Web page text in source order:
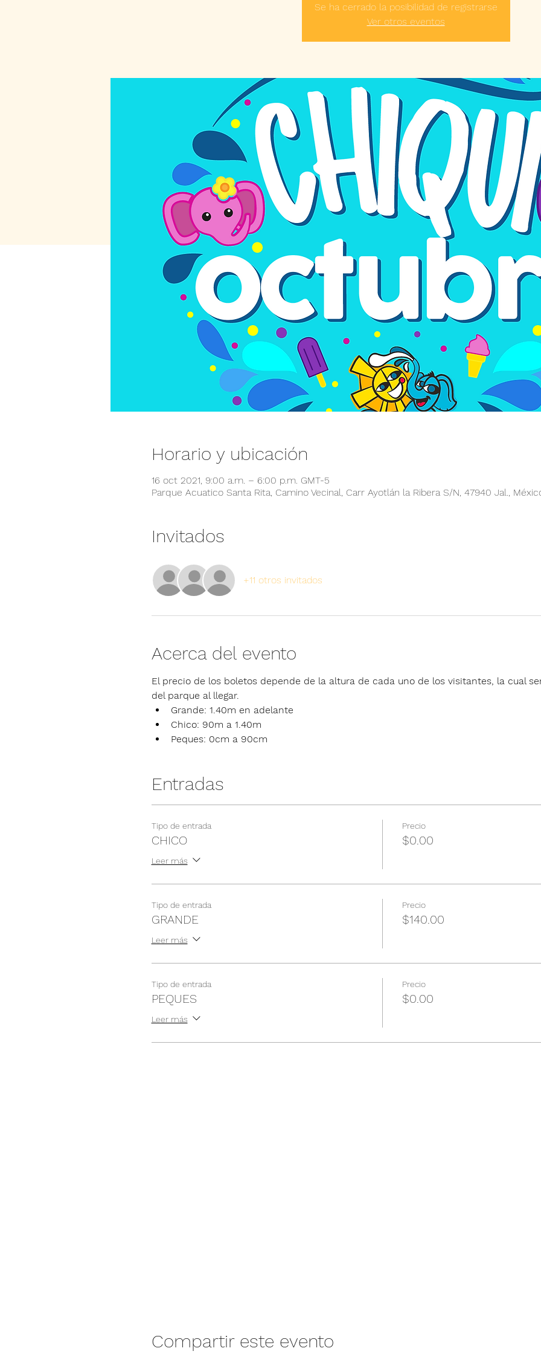
Se ha cerrado la posibilidad de registrarse
Ver otros eventos
Horario y ubicación
16 oct 2021, 9:00 a.m. – 6:00 p.m. GMT-5
Parque Acuatico Santa Rita, Camino Vecinal, Carr Ayotlán la Ribera S/N, 47940 Jal.,
Invitados
+11 otros invitados
Acerca del evento
El precio de los boletos depende de la altura de cada uno de los visitantes, la cual
del parque al llegar.
Grande: 1.40m en adelante
Chico: 90m a 1.40m
Peques: 0cm a 90cm
Entradas
Tipo de entrada
CHICO
Leer más
Precio
$0.00
Tipo de entrada
GRANDE
Leer más
Precio
$140.00
Tipo de entrada
PEQUES
Leer más
Precio
$0.00
Compartir este evento